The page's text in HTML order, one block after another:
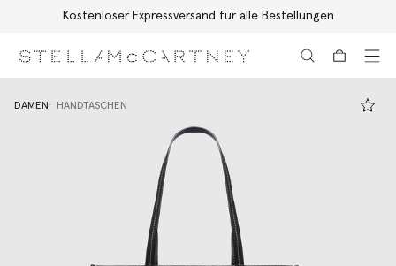
Kostenloser Expressversand für alle Bestellungen
DAMEN HANDTASCHEN